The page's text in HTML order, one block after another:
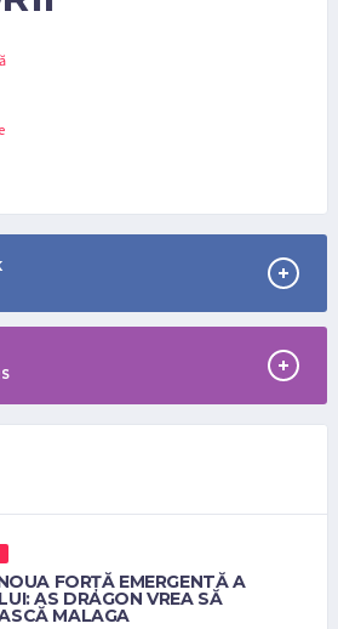
FORȚĂ EMERGENTĂ A
AS DRAGON VREA SĂ
MALAGA